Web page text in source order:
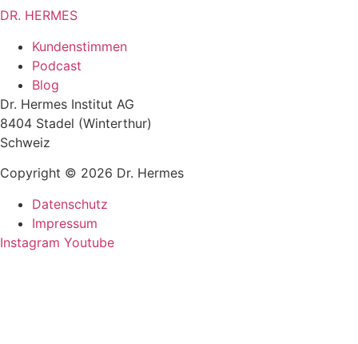
DR. HERMES
Kundenstimmen
Podcast
Blog
Dr. Hermes Institut AG
8404 Stadel (Winterthur)
Schweiz
Copyright © 2026 Dr. Hermes
Datenschutz
Impressum
Instagram Youtube